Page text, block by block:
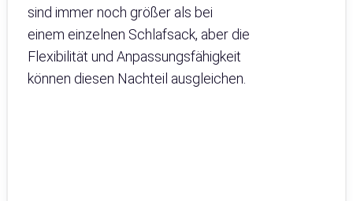
sind immer noch größer als bei
einem einzelnen Schlafsack, aber die
Flexibilität und Anpassungsfähigkeit
können diesen Nachteil ausgleichen.